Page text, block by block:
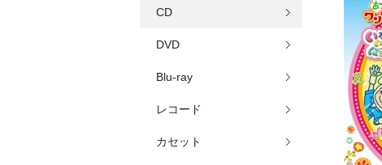
CD
DVD
Blu-ray
レコード
カセット